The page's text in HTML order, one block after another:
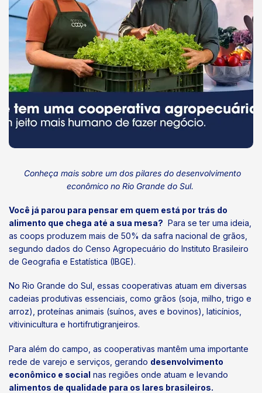
Conheça mais sobre um dos pilares do desenvolvimento
econômico no Rio Grande do Sul.
Você já parou para pensar em quem está por trás do
alimento que chega até a sua mesa? Para se ter uma ideia,
as coops produzem mais de 50% da safra nacional de grãos,
segundo dados do Censo Agropecuário do Instituto Brasileiro
de Geografia e Estatística (IBGE).
No Rio Grande do Sul, essas cooperativas atuam em diversas
cadeias produtivas essenciais, como grãos (soja, milho, trigo e
arroz), proteínas animais (suínos, aves e bovinos), laticínios,
vitivinicultura e hortifrutigranjeiros.
Para além do campo, as cooperativas mantêm uma importante
rede de varejo e serviços, gerando desenvolvimento
econômico e social nas regiões onde atuam e levando
alimentos de qualidade para os lares brasileiros.